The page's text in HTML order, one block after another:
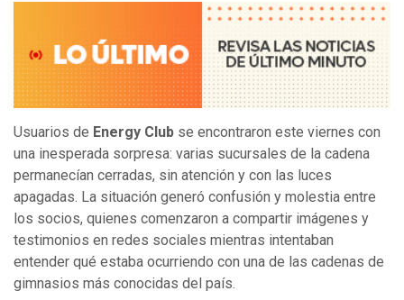
Usuarios de Energy Club se encontraron este viernes con
una inesperada sorpresa: varias sucursales de la cadena
permanecían cerradas, sin atención y con las luces
apagadas. La situación generó confusión y molestia entre
los socios, quienes comenzaron a compartir imágenes y
testimonios en redes sociales mientras intentaban
entender qué estaba ocurriendo con una de las cadenas de
gimnasios más conocidas del país.